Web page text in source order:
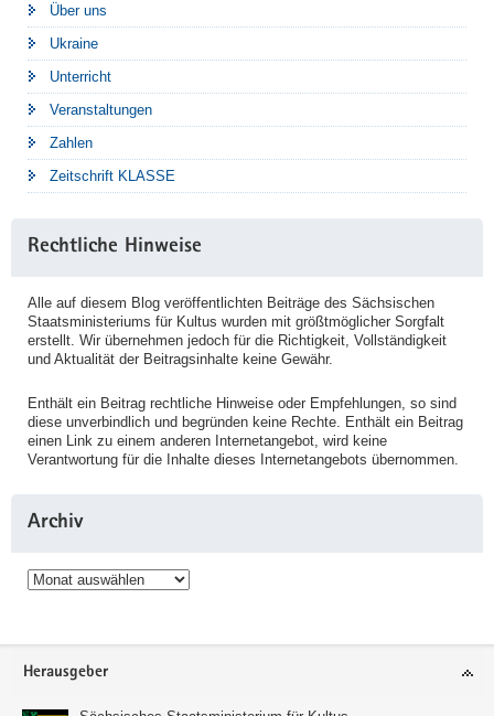
Über uns
Ukraine
Unterricht
Veranstaltungen
Zahlen
Zeitschrift KLASSE
Rechtliche Hinweise
Alle auf diesem Blog veröffentlichten Beiträge des Sächsischen
Staatsministeriums für Kultus wurden mit größtmöglicher Sorgfalt
erstellt. Wir übernehmen jedoch für die Richtigkeit, Vollständigkeit
und Aktualität der Beitragsinhalte keine Gewähr.
Enthält ein Beitrag rechtliche Hinweise oder Empfehlungen, so sind
diese unverbindlich und begründen keine Rechte. Enthält ein Beitrag
einen Link zu einem anderen Internetangebot, wird keine
Verantwortung für die Inhalte dieses Internetangebots übernommen.
Archiv
Archiv
Service
Herausgeber